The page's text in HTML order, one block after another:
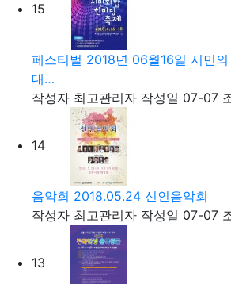
15
페스티벌 2018년 06월16일 시민
대…
작성자 최고관리자 작성일 07-07
14
음악회 2018.05.24 신인음악회
작성자 최고관리자 작성일 07-07
13